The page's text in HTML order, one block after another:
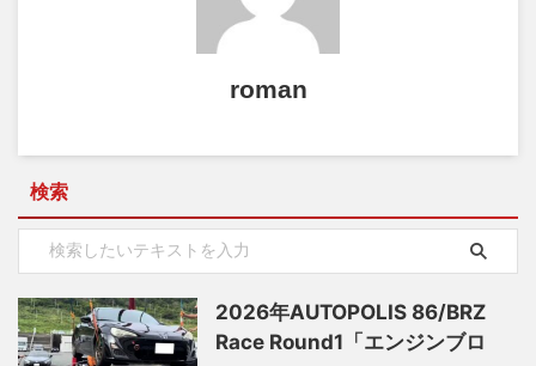
roman
検索
2026年AUTOPOLIS 86/BRZ
Race Round1「エンジンブロ